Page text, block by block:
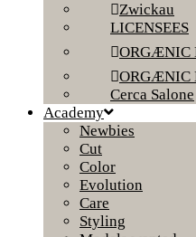
Zwickau
LICENSEES
ORGÆNIC
ORGÆNIC
Cerca Salone
Academy
Newbies
Cut
Color
Evolution
Care
Styling